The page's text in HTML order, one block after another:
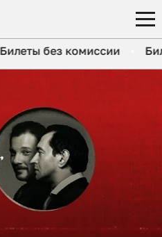
Билеты без комиссии